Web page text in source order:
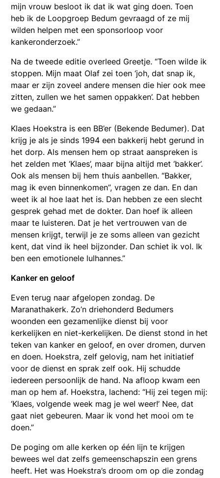
mijn vrouw besloot ik dat ik wat ging doen. Toen
heb ik de Loopgroep Bedum gevraagd of ze mij
wilden helpen met een sponsorloop voor
kankeronderzoek.”
Na de tweede editie overleed Greetje. “Toen wilde ik
stoppen. Mijn maat Olaf zei toen ‘joh, dat snap ik,
maar er zijn zoveel andere mensen die hier ook mee
zitten, zullen we het samen oppakken’. Dat hebben
we gedaan.”
Klaes Hoekstra is een BB’er (Bekende Bedumer). Dat
krijg je als je sinds 1994 een bakkerij hebt gerund in
het dorp. Als mensen hem op straat aanspreken is
het zelden met ‘Klaes’, maar bijna altijd met ‘bakker’.
Ook als mensen bij hem thuis aanbellen. “Bakker,
mag ik even binnenkomen”, vragen ze dan. En dan
weet ik al hoe laat het is. Dan hebben ze een slecht
gesprek gehad met de dokter. Dan hoef ik alleen
maar te luisteren. Dat je het vertrouwen van de
mensen krijgt, terwijl je ze soms alleen van gezicht
kent, dat vind ik heel bijzonder. Dan schiet ik vol. Ik
ben een emotionele lulhannes.”
Kanker en geloof
Even terug naar afgelopen zondag. De
Maranathakerk. Zo’n driehonderd Bedumers
woonden een gezamenlijke dienst bij voor
kerkelijken en niet-kerkelijken. De dienst stond in het
teken van kanker en geloof, en over dromen, durven
en doen. Hoekstra, zelf gelovig, nam het initiatief
voor de dienst en sprak zelf ook. Hij schudde
iedereen persoonlijk de hand. Na afloop kwam een
man op hem af. Hoekstra, lachend: “Hij zei tegen mij:
‘Klaes, volgende week mag je wel weer!’ Nee, dat
gaat niet gebeuren. Maar ik vond het mooi om te
doen.”
De poging om alle kerken op één lijn te krijgen
bewees wel dat zelfs gemeenschapszin een grens
heeft. Het was Hoekstra’s droom om op die zondag